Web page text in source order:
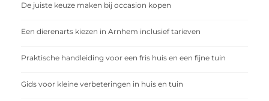
De juiste keuze maken bij occasion kopen
Een dierenarts kiezen in Arnhem inclusief tarieven
Praktische handleiding voor een fris huis en een fijne tuin
Gids voor kleine verbeteringen in huis en tuin